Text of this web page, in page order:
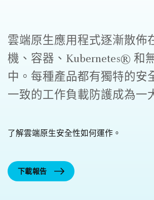
雲端原生應用程式逐漸散佈
機、容器、Kubernetes® 和
中。每種產品都有獨特的安
一致的工作負載防護成為一
了解雲端原生安全性如何運作。
下載報告